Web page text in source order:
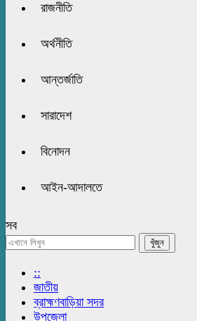
রাজনীতি
অর্থনীতি
আন্তর্জাতি
সারাদেশ
বিনোদন
আইন-আদালতে
সব
::
জাতীয়
ব্রাহ্মণবাড়িয়া সদর
উপজেলা